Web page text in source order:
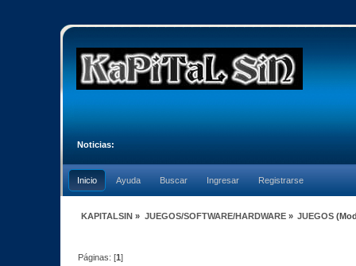
Noticias:
Inicio Ayuda Buscar Ingresar Registrarse
KAPITALSIN » JUEGOS/SOFTWARE/HARDWARE» JUEGOS
Páginas: [1]